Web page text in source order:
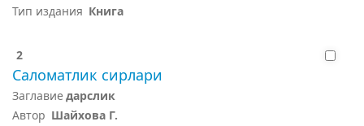
Тип издания Книга
2
Саломатлик сирлари
Заглавиедарслик
Автор Шайхова Г.